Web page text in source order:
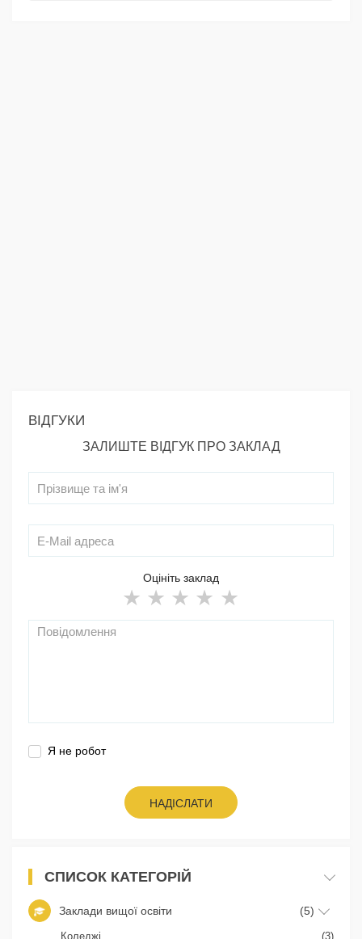
ВІДГУКИ
ЗАЛИШТЕ ВІДГУК ПРО ЗАКЛАД
Оцініть заклад
Я не робот
НАДІСЛАТИ
СПИСОК КАТЕГОРІЙ
Заклади вищої освіти (5)
Коледжі (3)